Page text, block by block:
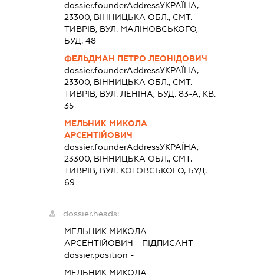
dossier.founderAddressУКРАЇНА,
23300, ВIННИЦЬКА ОБЛ., СМТ.
ТИВРІВ, ВУЛ. МАЛІНОВСЬКОГО,
БУД. 48
ФЕЛЬДМАН ПЕТРО ЛЕОНІДОВИЧ
dossier.founderAddressУКРАЇНА,
23300, ВIННИЦЬКА ОБЛ., СМТ.
ТИВРІВ, ВУЛ. ЛЕНІНА, БУД. 83-А, КВ.
35
МЕЛЬНИК МИКОЛА
АРСЕНТІЙОВИЧ
dossier.founderAddressУКРАЇНА,
23300, ВIННИЦЬКА ОБЛ., СМТ.
ТИВРІВ, ВУЛ. КОТОВСЬКОГО, БУД.
69
dossier.heads:
МЕЛЬНИК МИКОЛА
АРСЕНТІЙОВИЧ - ПІДПИСАНТ
dossier.position -
МЕЛЬНИК МИКОЛА